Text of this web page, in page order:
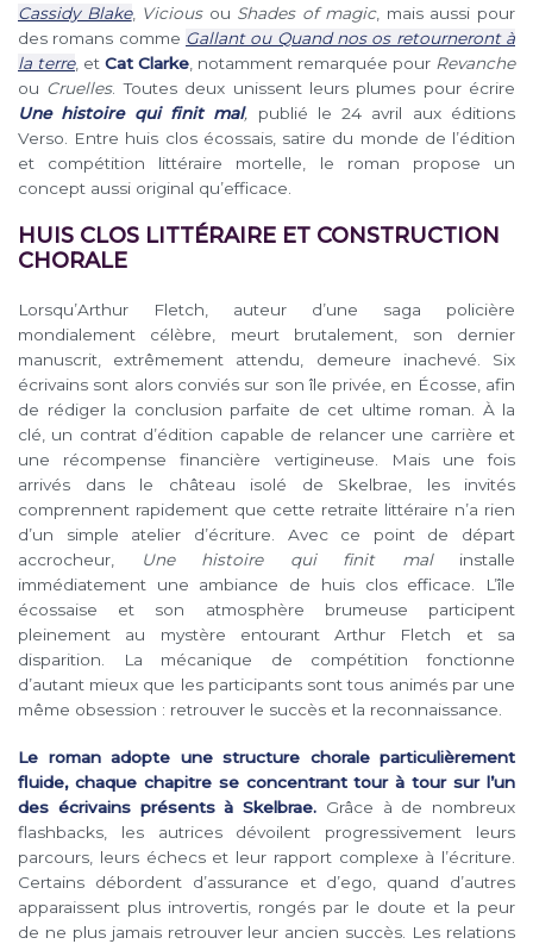
Cassidy Blake, Vicious ou Shades of magic, mais aussi pour
des romans comme Gallant ou Quand nos os retourneront à
la terre, et Cat Clarke , notamment remarquée pour Revanche
ou Cruelles. Toutes deux unissent leurs plumes pour écrire
Une histoire qui finit mal, publié le 24 avril aux éditions
Verso. Entre huis clos écossais, satire du monde de l’édition
et compétition littéraire mortelle, le roman propose un
concept aussi original qu’efficace.
HUIS CLOS LITTÉRAIRE ET CONSTRUCTION
CHORALE
Lorsqu’Arthur Fletch, auteur d’une saga policière
mondialement célèbre, meurt brutalement, son dernier
manuscrit, extrêmement attendu, demeure inachevé. Six
écrivains sont alors conviés sur son île privée, en Écosse, afin
de rédiger la conclusion parfaite de cet ultime roman. À la
clé, un contrat d’édition capable de relancer une carrière et
une récompense financière vertigineuse. Mais une fois
arrivés dans le château isolé de Skelbrae, les invités
comprennent rapidement que cette retraite littéraire n’a rien
d’un simple atelier d’écriture. Avec ce point de départ
accrocheur,
Une histoire qui finit mal installe
immédiatement une ambiance de huis clos efficace. L’île
écossaise et son atmosphère brumeuse participent
pleinement au mystère entourant Arthur Fletch et sa
disparition. La mécanique de compétition fonctionne
d’autant mieux que les participants sont tous animés par une
même obsession : retrouver le succès et la reconnaissance.
Le roman adopte une structure chorale particulièrement
fluide, chaque chapitre se concentrant tour à tour sur l’un
des écrivains présents à Skelbrae. Grâce à de nombreux
flashbacks, les autrices dévoilent progressivement leurs
parcours, leurs échecs et leur rapport complexe à l’écriture.
Certains débordent d’assurance et d’ego, quand d’autres
apparaissent plus introvertis, rongés par le doute et la peur
de ne plus jamais retrouver leur ancien succès. Les relations